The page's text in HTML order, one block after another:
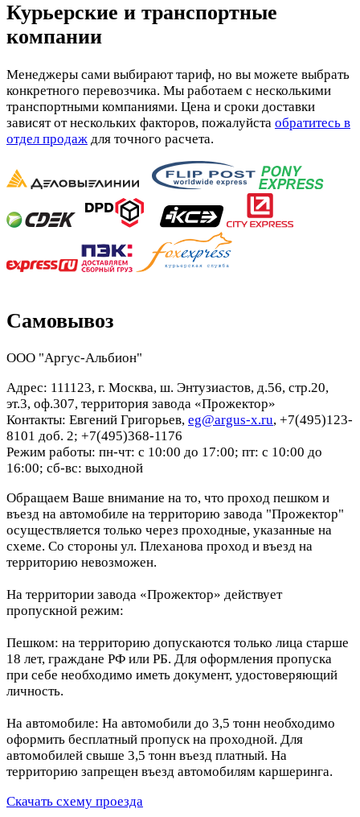
Курьерские и транспортные
компании
Менеджеры сами выбирают тариф, но вы можете выбрать
конкретного перевозчика. Мы работаем с несколькими
транспортными компаниями. Цена и сроки доставки
зависят от нескольких факторов, пожалуйста обратитесь в
отдел продаж для точного расчета.
Самовывоз
ООО "Аргус-Альбион"
Адрес: 111123, г. Москва, ш. Энтузиастов, д.56, стр.20,
эт.3, оф.307, территория завода «Прожектор»
Контакты: Евгений Григорьев, eg@argus-x.ru, +7(495)123-
8101 доб. 2; +7(495)368-1176
Режим работы: пн-чт: с 10:00 до 17:00; пт: с 10:00 до
16:00; сб-вс: выходной
Обращаем Ваше внимание на то, что проход пешком и
въезд на автомобиле на территорию завода "Прожектор"
осуществляется только через проходные, указанные на
схеме. Со стороны ул. Плеханова проход и въезд на
территорию невозможен.
На территории завода «Прожектор» действует
пропускной режим:
Пешком: на территорию допускаются только лица старше
18 лет, граждане РФ или РБ. Для оформления пропуска
при себе необходимо иметь документ, удостоверяющий
личность.
На автомобиле: На автомобили до 3,5 тонн необходимо
оформить бесплатный пропуск на проходной. Для
автомобилей свыше 3,5 тонн въезд платный. На
территорию запрещен въезд автомобилям каршеринга.
Скачать схему проезда